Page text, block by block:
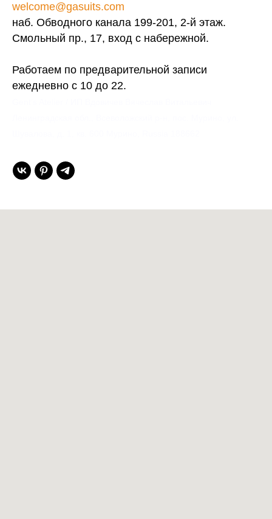
welcome@gasuits.com
наб. Обводного канала 199-201, 2-й этаж.
Смольный пр., 17, вход с набережной.
Работаем по предварительной записи
ежедневно с 10 до 22.